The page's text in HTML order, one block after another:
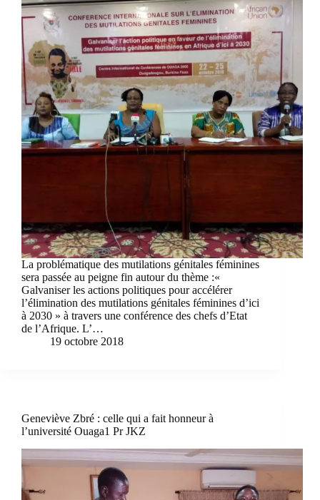
La problématique des mutilations génitales féminines
sera passée au peigne fin autour du thème :«
Galvaniser les actions politiques pour accélérer
l’élimination des mutilations génitales féminines d’ici
à 2030 » à travers une conférence des chefs d’Etat
de l’Afrique. L’…
19 octobre 2018
Geneviève Zbré : celle qui a fait honneur à
l’université Ouaga1 Pr JKZ